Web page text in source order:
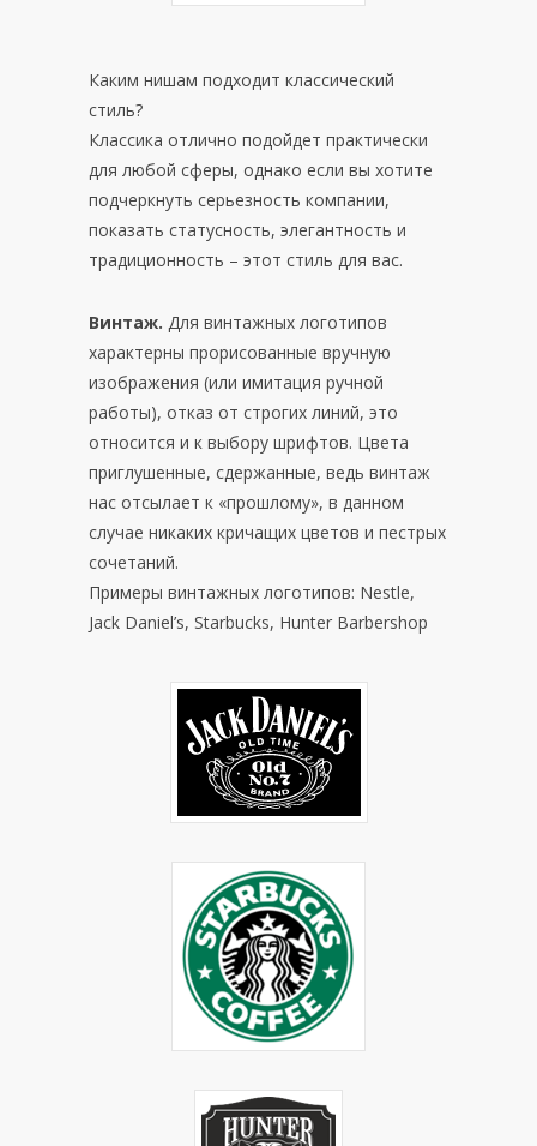
Каким нишам подходит классический
стиль?
Классика отлично подойдет практически
для любой сферы, однако если вы хотите
подчеркнуть серьезность компании,
показать статусность, элегантность и
традиционность – этот стиль для вас.
Винтаж. Для винтажных логотипов
характерны прорисованные вручную
изображения (или имитация ручной
работы), отказ от строгих линий, это
относится и к выбору шрифтов. Цвета
приглушенные, сдержанные, ведь винтаж
нас отсылает к «прошлому», в данном
случае никаких кричащих цветов и пестрых
сочетаний.
Примеры винтажных логотипов: Nestle,
Jack Daniel’s, Starbucks, Hunter Barbershop